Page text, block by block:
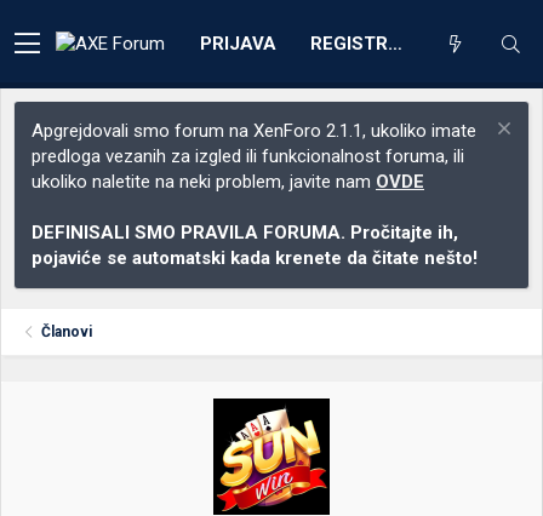
PRIJAVA REGISTRACIJA
Apgrejdovali smo forum na XenForo 2.1.1, ukoliko imate
predloga vezanih za izgled ili funkcionalnost foruma, ili
ukoliko naletite na neki problem, javite nam OVDE
DEFINISALI SMO PRAVILA FORUMA. Pročitajte ih,
pojaviće se automatski kada krenete da čitate nešto!
Članovi